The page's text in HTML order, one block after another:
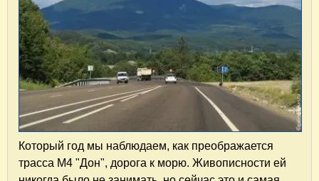
Который год мы наблюдаем, как преображается
трасса М4 "Дон", дорога к морю. Живописности ей